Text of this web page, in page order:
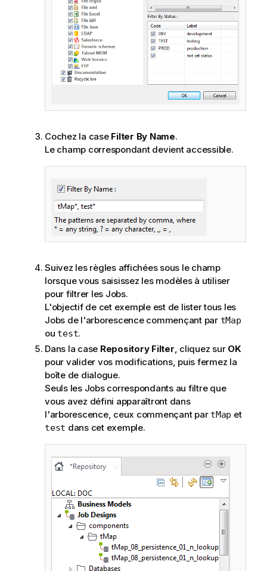
Cochez la case Filter By Name.
Le champ correspondant devient accessible.
Suivez les règles affichées sous le champ
lorsque vous saisissez les modèles à utiliser
pour filtrer les Jobs.
L'objectif de cet exemple est de lister tous les
Jobs de l'arborescence commençant par tMap
ou test.
Dans la case Repository Filter, cliquez sur OK
pour valider vos modifications, puis fermez la
boîte de dialogue.
Seuls les Jobs correspondants au filtre que
vous avez défini apparaîtront dans
l'arborescence, ceux commençant par tMap et
test dans cet exemple.